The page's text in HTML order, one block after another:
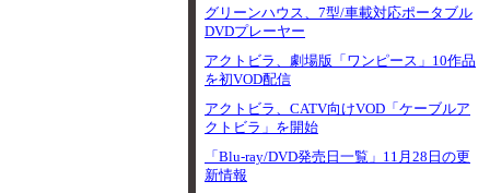
グリーンハウス、7型/車載対応ポータブル
DVDプレーヤー
アクトビラ、劇場版「ワンピース」10作品
を初VOD配信
アクトビラ、CATV向けVOD「ケーブルア
クトビラ」を開始
「Blu-ray/DVD発売日一覧」11月28日の更
新情報